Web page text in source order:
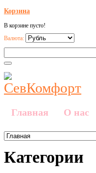
Корзина
В корзине пусто!
Валюта:
Главная О нас
Категории